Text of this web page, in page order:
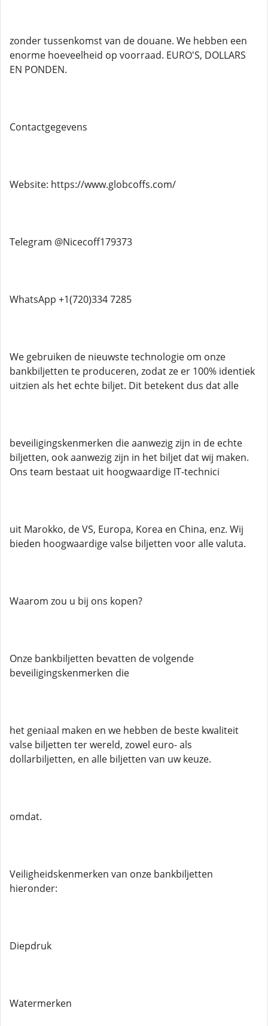
zonder tussenkomst van de douane. We hebben een
enorme hoeveelheid op voorraad. EURO'S, DOLLARS
EN PONDEN.
Contactgegevens
Website: https://www.globcoffs.com/
Telegram @Nicecoff179373
WhatsApp +1(720)334 7285
We gebruiken de nieuwste technologie om onze
bankbiljetten te produceren, zodat ze er 100% identiek
uitzien als het echte biljet. Dit betekent dus dat alle
beveiligingskenmerken die aanwezig zijn in de echte
biljetten, ook aanwezig zijn in het biljet dat wij maken.
Ons team bestaat uit hoogwaardige IT-technici
uit ​​Marokko, de VS, Europa, Korea en China, enz. Wij
bieden hoogwaardige valse biljetten voor alle valuta.
Waarom zou u bij ons kopen?
Onze bankbiljetten bevatten de volgende
beveiligingskenmerken die
het geniaal maken en we hebben de beste kwaliteit
valse biljetten ter wereld, zowel euro- als
dollarbiljetten, en alle biljetten van uw keuze.
omdat.
Veiligheidskenmerken van onze bankbiljetten
hieronder:
Diepdruk
Watermerken